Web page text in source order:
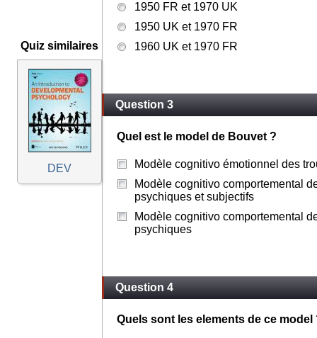
Quiz similaires
DEV
1950 FR et 1970 UK
1950 UK et 1970 FR
1960 UK et 1970 FR
Question 3
Quel est le model de Bouvet ?
Modèle cognitivo émotionnel des
Modèle cognitivo comportemental
psychiques et subjectifs
Modèle cognitivo comportemental
psychiques
Question 4
Quels sont les elements de ce model